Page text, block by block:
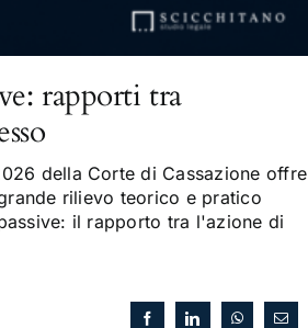
rapporti tra
della Corte di Cassazione offre
rilievo teorico e pratico
il rapporto tra l'azione di